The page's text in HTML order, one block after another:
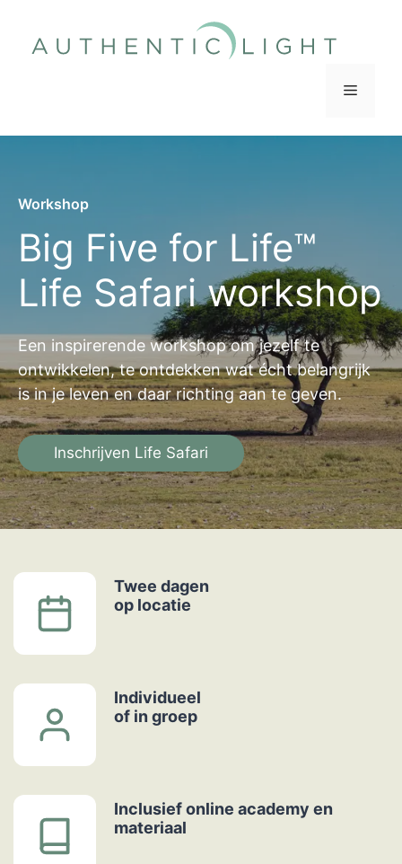
Menu
Workshop
Big Five for Life™
Life Safari workshop
Een inspirerende workshop om jezelf te
ontwikkelen, te ontdekken wat écht belangrijk
is in je leven en daar richting aan te geven.
Inschrijven Life Safari
Twee dagen
op locatie
Individueel
of in groep
Inclusief online academy en
materiaal